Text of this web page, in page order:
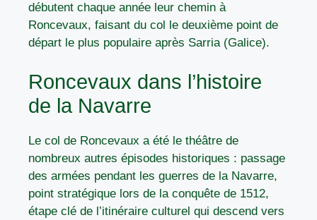
débutent chaque année leur chemin à
Roncevaux, faisant du col le deuxième point de
départ le plus populaire après Sarria (Galice).
Roncevaux dans l’histoire
de la Navarre
Le col de Roncevaux a été le théâtre de
nombreux autres épisodes historiques : passage
des armées pendant les guerres de la Navarre,
point stratégique lors de la conquête de 1512,
étape clé de l’itinéraire culturel qui descend vers